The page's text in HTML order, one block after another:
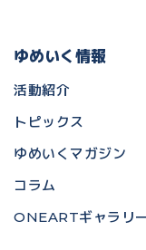
ゆめいく情報
活動紹介
トピックス
ゆめいくマガジン
コラム
ONEARTギャラリ